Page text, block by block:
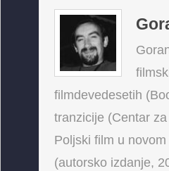
filmdevedesetih
tranzicije (Centar
Poljski film u
(autorsko izdanje,